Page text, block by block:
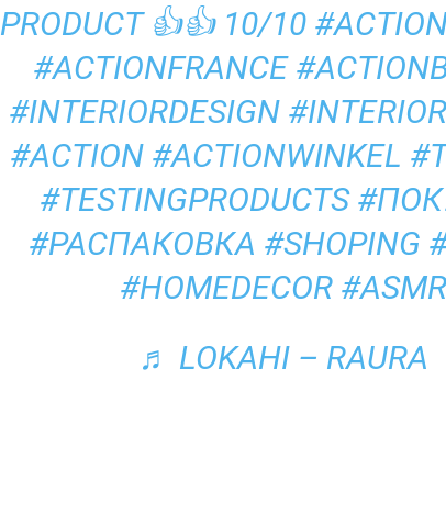
PRODUCT 👍👍 10/10
#ACTIONFRANCE
#INTERIORDESIGN
#ACTION #ACTIONWINKEL
#TESTINGPRODUCTS
#РАСПАКОВКА #SHOPING
#HOMEDECOR #ASMR
♬ LOKAHI – RAURA